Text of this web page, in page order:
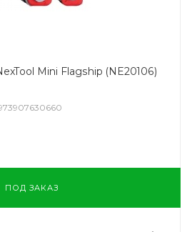
Mini Flagship (NE20106)
ПОД ЗАКАЗ